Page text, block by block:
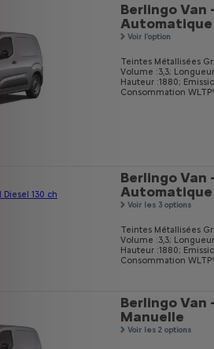
Berlingo Van
Automatique
Voir l'option
Teintes Métallisées
Volume :3,3;
Hauteur :1880;
Consommation
Berlingo Van
Automatique
Voir les 3 options
Teintes Métallisées
Volume :3,3;
Hauteur :1880;
Consommation
Berlingo Van
Manuelle
Voir les 2 options